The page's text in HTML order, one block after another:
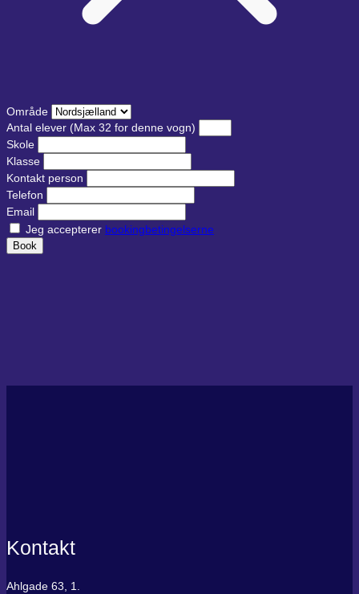
Område
Antal elever (Max 32 for denne vogn)
Skole
Klasse
Kontakt person
Telefon
Email
Jeg accepterer bookingbetingelserne
Book
Kontakt
Ahlgade 63, 1.